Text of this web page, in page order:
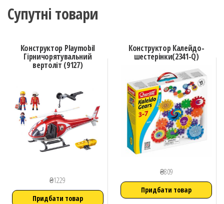
Супутні товари
Конструктор Playmobil
Гірничорятувальний
вертоліт (9127)
₴1229
Придбати товар
Конструктор Калейдо-
шестерінки(2341-Q)
₴809
Придбати товар